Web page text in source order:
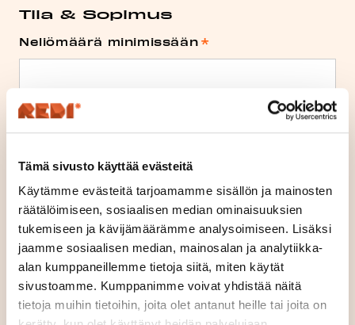
Tämä sivusto käyttää evästeitä
Käytämme evästeitä tarjoamamme sisällön ja mainosten
räätälöimiseen, sosiaalisen median ominaisuuksien
tukemiseen ja kävijämäärämme analysoimiseen. Lisäksi
jaamme sosiaalisen median, mainosalan ja analytiikka-
alan kumppaneillemme tietoja siitä, miten käytät
sivustoamme. Kumppanimme voivat yhdistää näitä
tietoja muihin tietoihin, joita olet antanut heille tai joita on
Tila & Sopimus
Neliömäärä minimissään *
Neliömäärä enintään
Suunniteltu aloitusaika *
Vuokrasopimuksen suunniteltu vuokra-
aika